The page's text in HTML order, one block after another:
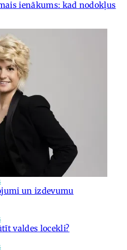
ienākums: kad nodokļus
un izdevumu
valdes locekli?